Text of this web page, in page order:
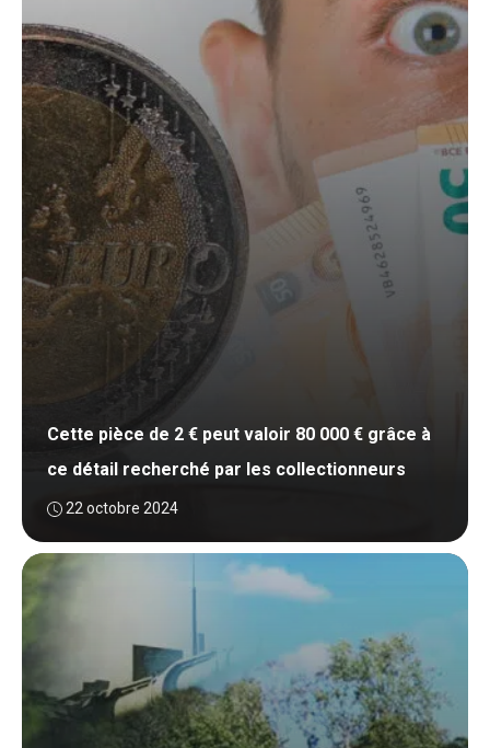
Cette pièce de 2 € peut valoir 80 000 € grâce à
ce détail recherché par les collectionneurs
22 octobre 2024